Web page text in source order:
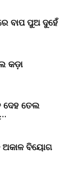
ବାପ ପୁଅ ଦୁହେଁ
କଡ଼ା
ତେଲ
ଅକାଳ ବିୟୋଗ